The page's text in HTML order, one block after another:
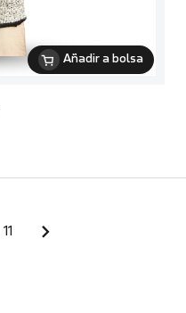
Añadir a bolsa
11